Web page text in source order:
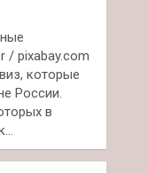
/ pixabay.com
которые
России.
в